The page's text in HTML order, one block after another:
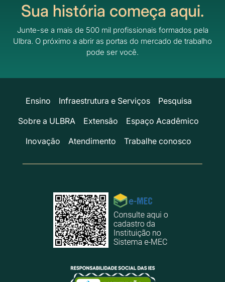
Sua história começa aqui.
Junte-se a mais de 500 mil profissionais formados pela
Ulbra. O próximo a abrir as portas do mercado de trabalho
pode ser você.
Ensino Infraestrutura e Serviços
Pesquisa
Sobre a ULBRA
Extensão
Espaço Acadêmico
Inovação
Atendimento Trabalhe conosco